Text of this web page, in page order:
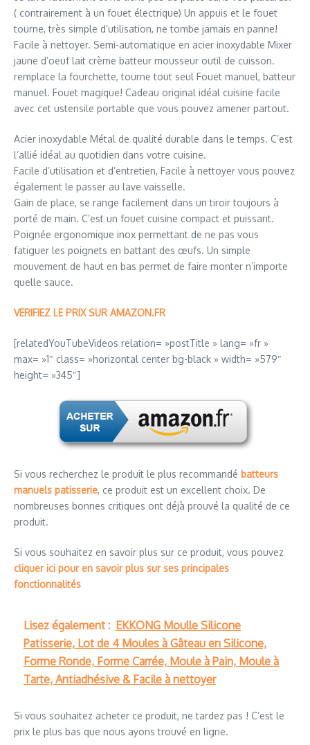
( contrairement à un fouet électrique) Un appuis et le fouet
tourne, très simple d’utilisation, ne tombe jamais en panne!
Facile à nettoyer. Semi-automatique en acier inoxydable Mixer
jaune d’oeuf lait crème batteur mousseur outil de cuisson.
remplace la fourchette, tourne tout seul Fouet manuel, batteur
manuel. Fouet magique! Cadeau original idéal cuisine facile
avec cet ustensile portable que vous pouvez amener partout.
Acier inoxydable Métal de qualité durable dans le temps. C’est
l’allié idéal au quotidien dans votre cuisine.
Facile d’utilisation et d’entretien, Facile à nettoyer vous pouvez
également le passer au lave vaisselle.
Gain de place, se range facilement dans un tiroir toujours à
porté de main. C’est un fouet cuisine compact et puissant.
Poignée ergonomique inox permettant de ne pas vous
fatiguer les poignets en battant des œufs. Un simple
mouvement de haut en bas permet de faire monter n’importe
quelle sauce.
VERIFIEZ LE PRIX SUR AMAZON.FR
[relatedYouTubeVideos relation= »postTitle » lang= »fr »
max= »1″ class= »horizontal center bg-black » width= »579″
height= »345″]
Si vous recherchez le produit le plus recommandé batteurs
manuels patisserie, ce produit est un excellent choix. De
nombreuses bonnes critiques ont déjà prouvé la qualité de ce
produit.
Si vous souhaitez en savoir plus sur ce produit, vous pouvez
cliquer ici pour en savoir plus sur ses principales
fonctionnalités
Lisez également : EKKONG Moulle Silicone
Patisserie, Lot de 4 Moules à Gâteau en Silicone,
Forme Ronde, Forme Carrée, Moule à Pain, Moule à
Tarte, Antiadhésive & Facile à nettoyer
Si vous souhaitez acheter ce produit, ne tardez pas ! C’est le
prix le plus bas que nous ayons trouvé en ligne.